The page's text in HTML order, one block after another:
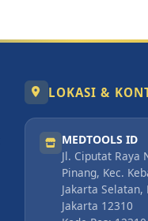
LOKASI &
MEDTOOLS ID
Jl. Ciputat Raya
Pinang, Kec.
Jakarta
Jakarta 12310